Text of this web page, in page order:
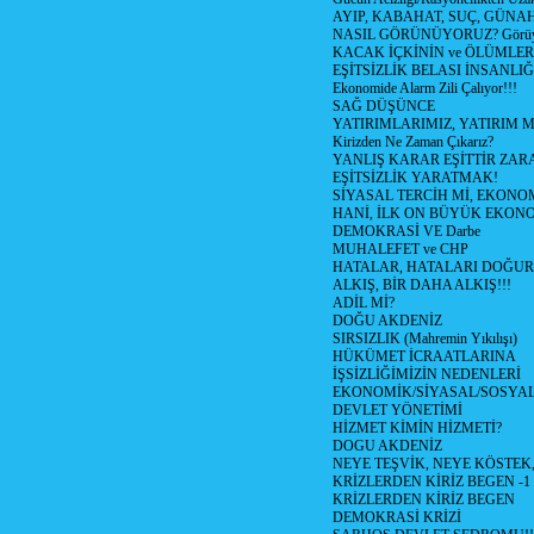
AYIP, KABAHAT, SUÇ,
NASIL GÖRÜNÜYORUZ?
KACAK İÇKİNİN ve
EŞİTSİZLİK BELASI
Ekonomide Alarm Zili Çalıyor!!!
SAĞ DÜŞÜNCE
YATIRIMLARIMIZ, YATIRIM
Kirizden Ne Zaman Çıkarız?
YANLIŞ KARAR EŞİTTİR
EŞİTSİZLİK YARATMAK!
SİYASAL TERCİH Mİ,
HANİ, İLK ON BÜYÜK
DEMOKRASİ VE Darbe
MUHALEFET ve CHP
HATALAR, HATALARI
ALKIŞ, BİR DAHA ALKIŞ!!!
ADİL Mİ?
DOĞU AKDENİZ
SIRSIZLIK (Mahremin Yıkılışı)
HÜKÜMET İCRAATLARINA
İŞSİZLİĞİMİZİN NEDENLERİ
EKONOMİK/SİYASAL/
DEVLET YÖNETİMİ
HİZMET KİMİN HİZMETİ?
DOGU AKDENİZ
NEYE TEŞVİK, NEYE
KRİZLERDEN KİRİZ BEGEN -1
KRİZLERDEN KİRİZ BEGEN
DEMOKRASİ KRİZİ